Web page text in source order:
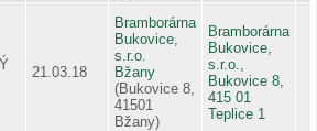
21.03.18
Bramborárna
Bukovice,
s.r.o.
Bžany
(Bukovice 8,
41501
Bžany)
Bramborárna
Bukovice,
s.r.o.,
Bukovice 8,
415 01
Teplice 1